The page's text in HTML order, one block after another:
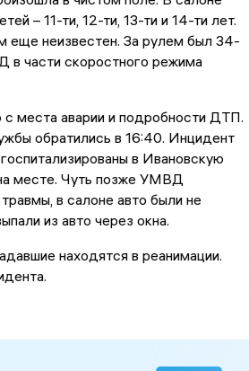
– 11-ти, 12-ти, 13-ти и 14-ти лет.
еще неизвестен. За рулем был 34-
в части скоростного режима
с места аварии и подробности ДТП.
обратились в 16:40. Инцидент
в Ивановскую
месте. Чуть позже УМВД
в салоне авто были не
из авто через окна.
находятся в реанимации.